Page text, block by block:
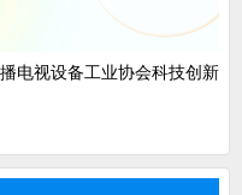
电视设备工业协会科技创新